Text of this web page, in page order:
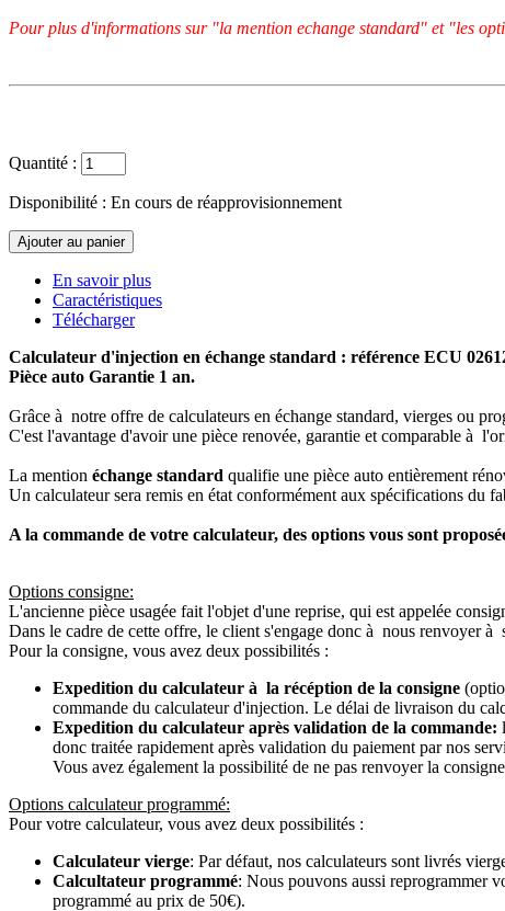
Pour plus d'informations sur "la mention echange standard" et "les
Quantité :
Disponibilité : En cours de réapprovisionnement
En savoir plus
Caractéristiques
Télécharger
Calculateur d'injection en échange standard : référence ECU
Pièce auto Garantie 1 an.
Grâce à notre offre de calculateurs en échange standard, vierges ou
C'est l'avantage d'avoir une pièce renovée, garantie et comparable à
La mention échange standard qualifie une pièce auto entièrement
Un calculateur sera remis en état conformément aux spécifications du
A la commande de votre calculateur, des options vous sont
Options consigne:
L'ancienne pièce usagée fait l'objet d'une reprise, qui est appelée
Dans le cadre de cette offre, le client s'engage donc à nous renvoyer
Pour la consigne, vous avez deux possibilités :
Expedition du calculateur à la récéption de la consigne
commande du calculateur d'injection. Le délai de livraison du
Expedition du calculateur après validation de la commande:
donc traitée rapidement après validation du paiement par nos
Vous avez également la possibilité de ne pas renvoyer la
Options calculateur programmé:
Pour votre calculateur, vous avez deux possibilités :
Calculateur vierge: Par défaut, nos calculateurs sont livrés
Calcultateur programmé: Nous pouvons aussi reprogrammer
programmé au prix de 50€).